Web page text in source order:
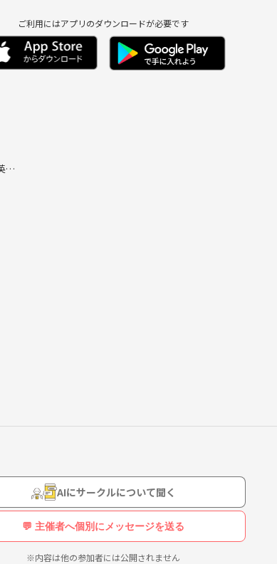
ご利用にはアプリのダウンロードが必要です
ます(^^)
AIにサークルについて聞く
💬 主催者へ個別にメッセージを送る
※内容は他の参加者には公開されません